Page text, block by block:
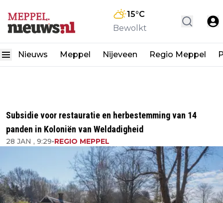
15°C
Bewolkt
Nieuws Meppel Nijeveen Regio Meppel
Subsidie voor restauratie en herbestemming van 14
panden in Koloniën van Weldadigheid
28 JAN , 9:29•REGIO MEPPEL